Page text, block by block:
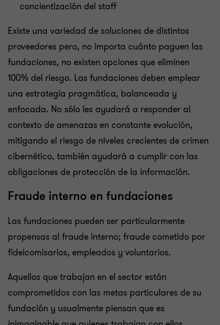
concientización del staff
Existe una variedad de soluciones de distintos
proveedores pero, no importa cuánto paguen las
fundaciones, no existen opciones que eliminen
100% del riesgo. Las fundaciones deben emplear
una estrategia pragmática, balanceada y
enfocada. No sólo les ayudará a responder al
contexto de amenazas en constante evolución,
mitigando el riesgo de niveles crecientes de crimen
cibernético, también ayudará a cumplir con las
obligaciones de protección de la información.
Fraude interno en fundaciones
Las fundaciones pueden ser particularmente
propensas al fraude interno; fraude cometido por
fideicomisarios, empleados y voluntarios.
Aquellos que trabajan en el sector están
comprometidos con las metas particulares de su
fundación y usualmente piensan que es